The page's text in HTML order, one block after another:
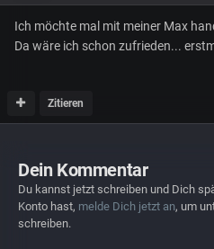
Ich möchte mal mit meiner Max
Da wäre ich schon zufrieden...
Zitieren
Dein Kommentar
Du kannst jetzt schreiben und Dich
Konto hast, melde Dich jetzt an, um
schreiben.